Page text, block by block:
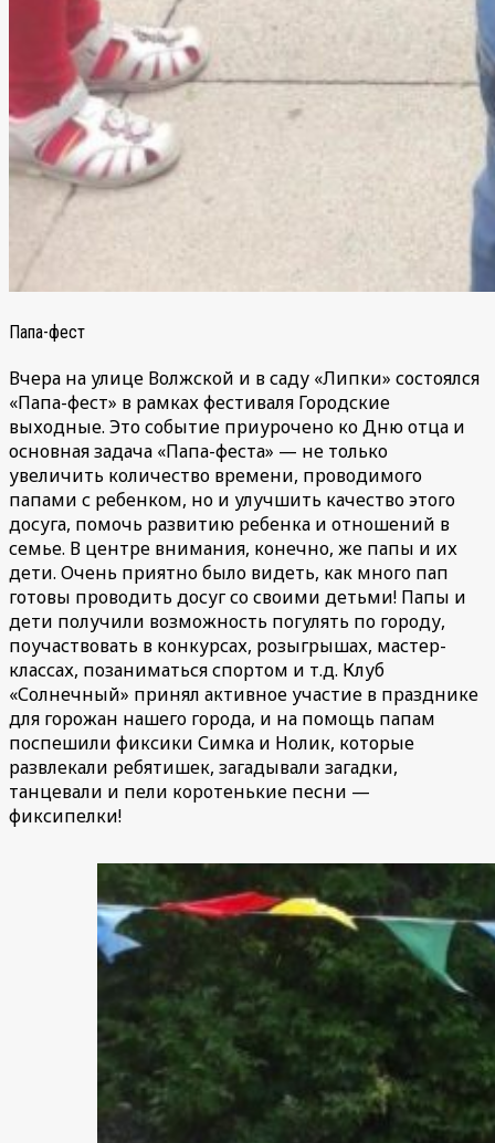
Папа-фест
Вчера на улице Волжской и в саду «Липки» состоялся
«Папа-фест» в рамках фестиваля Городские
выходные. Это событие приурочено ко Дню отца и
основная задача «Папа-феста» — не только
увеличить количество времени, проводимого
папами с ребенком, но и улучшить качество этого
досуга, помочь развитию ребенка и отношений в
семье. В центре внимания, конечно, же папы и их
дети. Очень приятно было видеть, как много пап
готовы проводить досуг со своими детьми! Папы и
дети получили возможность погулять по городу,
поучаствовать в конкурсах, розыгрышах, мастер-
классах, позаниматься спортом и т.д. Клуб
«Солнечный» принял активное участие в празднике
для горожан нашего города, и на помощь папам
поспешили фиксики Симка и Нолик, которые
развлекали ребятишек, загадывали загадки,
танцевали и пели коротенькие песни —
фиксипелки!